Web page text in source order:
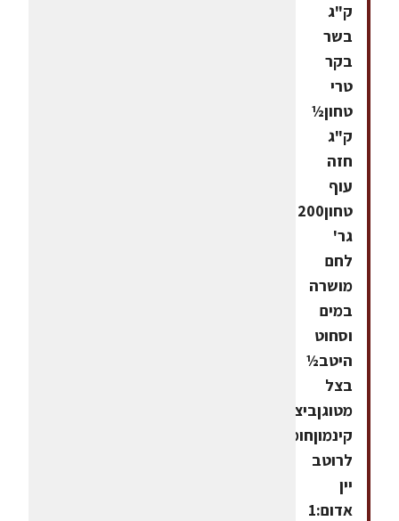
ק"ג
בשר
בקר
טרי
טחון½
ק"ג
חזה
עוף
טחון200
גר'
לחם
מושרה
במים
וסחוט
היטב½
בצל
מטוגןביצהמלחפלפלקורט
קינמוןחומרים
לרוטב
יין
אדום:1